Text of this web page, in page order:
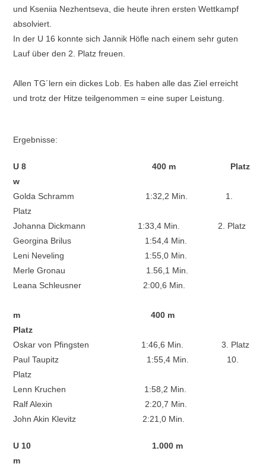
und Kseniia Nezhentseva, die heute ihren ersten Wettkampf
absolviert.
In der U 16 konnte sich Jannik Höfle nach einem sehr guten
Lauf über den 2. Platz freuen.
Allen TG´lern ein dickes Lob. Es haben alle das Ziel erreicht
und trotz der Hitze teilgenommen = eine super Leistung.
Ergebnisse:
U 8 400 m Platz
w
Golda Schramm 1:32,2 Min. 1.
Platz
Johanna Dickmann 1:33,4 Min. 2. Platz
Georgina Brilus 1:54,4 Min.
Leni Neveling 1:55,0 Min.
Merle Gronau 1.56,1 Min.
Leana Schleusner 2:00,6 Min.
m
400 m
Platz
Oskar von Pfingsten 1:46,6 Min. 3. Platz
Paul Taupitz 1:55,4 Min. 10.
Platz
Lenn Kruchen 1:58,2 Min.
Ralf Alexin 2:20,7 Min.
John Akin Klevitz 2:21,0 Min.
U 10 1.000 m
m